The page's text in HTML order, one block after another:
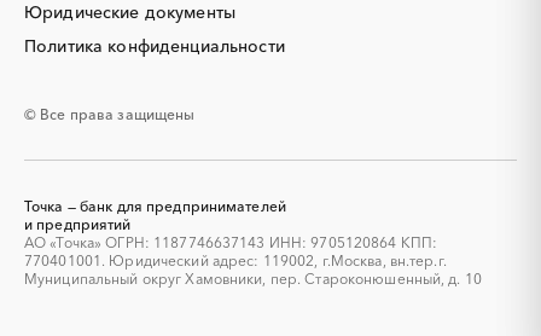
Аренда погрузчика
Аренда спецтехники с
свай
Аудиоролики
Аутсорсинг
Аутсорсинг персонала
Аутстаффинг
Базы данных
Юридические документы
Политика конфиденциальности
© Все права защищены
Точка — банк для предпринимателей
и предприятий
АО «Точка» ОГРН: 1187746637143 ИНН: 9705120864 КПП:
770401001. Юридический адрес: 119002, г.Москва, вн.тер.г.
Муниципальный округ Хамовники, пер. Староконюшенный, д. 10